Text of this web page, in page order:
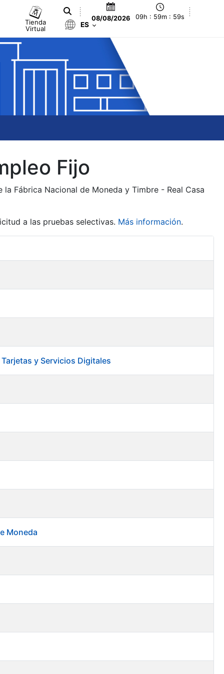
Tienda
Virtual
08/08/2026 09h : 59m : 59s
ES
Fijo
Fábrica Nacional de Moneda y Timbre - Real Casa
a las pruebas selectivas. Más información.
y Servicios Digitales
Moneda